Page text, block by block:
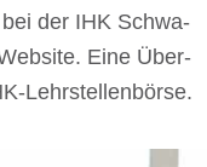
bei der IHK Schwa­
Eine Über­
Lehrstellenbörse.